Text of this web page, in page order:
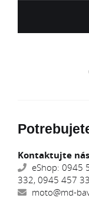
Kontaktujte
eShop: 0945
332, 0945 457
moto@md-